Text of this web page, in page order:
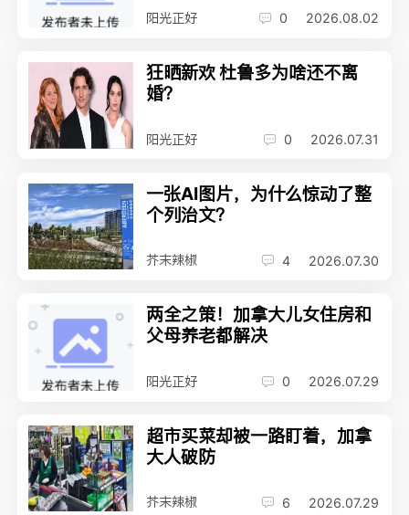
阳光正好 0 2026.08.02
狂晒新欢 杜鲁多为啥还不离
婚？
阳光正好 0 2026.07.31
一张AI图片，为什么惊动了整
个列治文？
芥末辣椒 4 2026.07.30
两全之策！加拿大儿女住房和
父母养老都解决
阳光正好 0 2026.07.29
超市买菜却被一路盯着，加拿
大人破防
芥末辣椒 6 2026.07.29